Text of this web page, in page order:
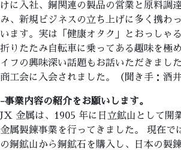
けに入社、銅関連の製品の営業と原料調
み、新規ビジネスの立ち上げに多く携わ
います。実は「健康オタク」とおっしゃ
折りたたみ自転車に乗ってある趣味を極
イフの興味深い話題もお話いただきまし
商工会に入会されました。（聞き手：酒井
-事業内容の紹介をお願いします。
JX 金属は、1905 年に日立鉱山として開
金属製錬事業を行ってきました。 現在で
の銅鉱山から銅鉱石を購入し、日本の製